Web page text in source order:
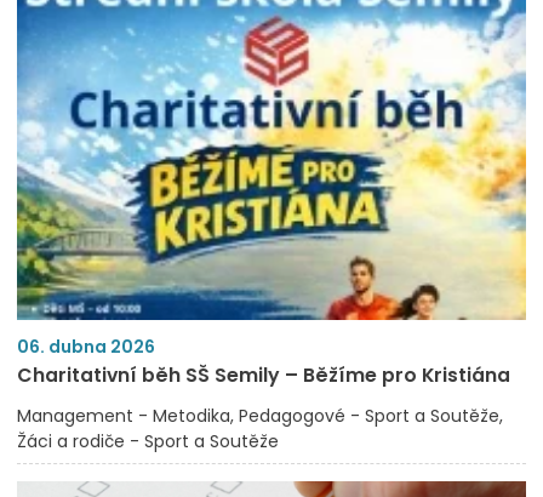
06. dubna 2026
Charitativní běh SŠ Semily – Běžíme pro Kristiána
Management - Metodika Pedagogové - Sport a Soutěže
Žáci a rodiče - Sport a Soutěže